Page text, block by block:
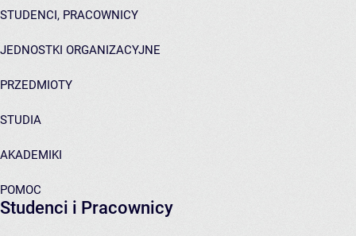
STUDENCI, PRACOWNICY
JEDNOSTKI ORGANIZACYJNE
PRZEDMIOTY
STUDIA
AKADEMIKI
POMOC
Studenci i Pracownicy